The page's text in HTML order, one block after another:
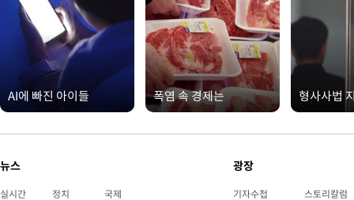
AI에 빠진 아이들 폭염 속 경제는 형사사법
뉴스
실시간 정치 국제
광장
기자수첩 스토리칼럼